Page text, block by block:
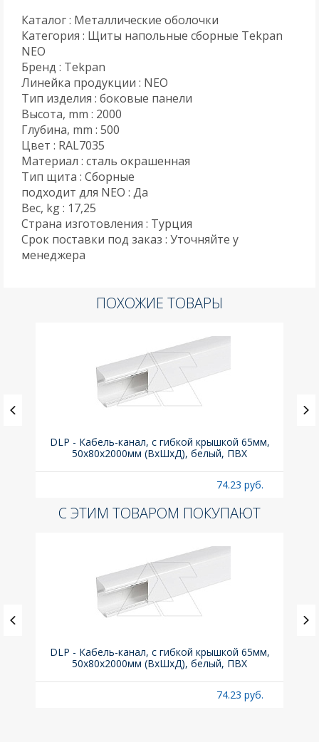
Каталог : Металлические оболочки
Категория : Щиты напольные сборные Tekpan
NEO
Бренд : Tekpan
Линейка продукции : NEO
Тип изделия : боковые панели
Высота, mm : 2000
Глубина, mm : 500
Цвет : RAL7035
Материал : сталь окрашенная
Тип щита : Сборные
подходит для NEO : Да
Вес, kg : 17,25
Страна изготовления : Турция
Срок поставки под заказ : Уточняйте у
менеджера
ПОХОЖИЕ ТОВАРЫ
DLP - Кабель-канал, с гибкой крышкой 65мм,
50x80х2000мм (ВхШхД), белый, ПВХ
74.23 руб.
С ЭТИМ ТОВАРОМ ПОКУПАЮТ
DLP - Кабель-канал, с гибкой крышкой 65мм,
50x80х2000мм (ВхШхД), белый, ПВХ
74.23 руб.